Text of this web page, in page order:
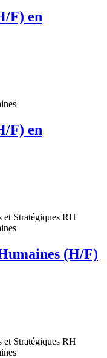
F) en
F) en
Stratégiques RH
(H/F)
Stratégiques RH